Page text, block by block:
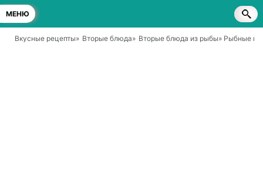
МЕНЮ
Вкусные рецепты» Вторые блюда» Вторые блюда из рыбы» Рыбные